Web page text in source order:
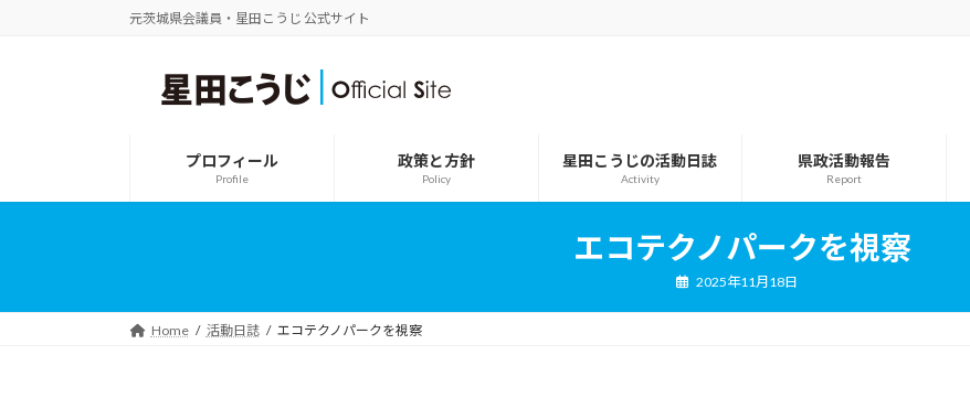
元茨城県会議員・星田こうじ 公式サイト
プロフィール
Profile
政策と方針
Policy
星田こうじの活動日誌
Activity
県政活動報告
Report
エコテクノパークを視察
2025年11月18日
Home 活動日誌 エコテクノパークを視察